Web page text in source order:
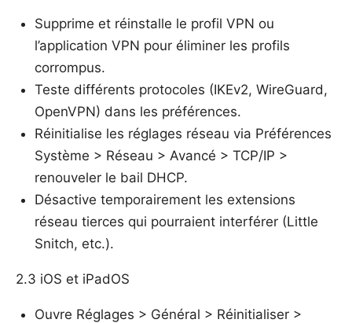
Supprime et réinstalle le profil VPN ou
l’application VPN pour éliminer les profils
corrompus.
Teste différents protocoles (IKEv2, WireGuard,
OpenVPN) dans les préférences.
Réinitialise les réglages réseau via Préférences
Système > Réseau > Avancé > TCP/IP >
renouveler le bail DHCP.
Désactive temporairement les extensions
réseau tierces qui pourraient interférer (Little
Snitch, etc.).
2.3 iOS et iPadOS
Ouvre Réglages > Général > Réinitialiser >